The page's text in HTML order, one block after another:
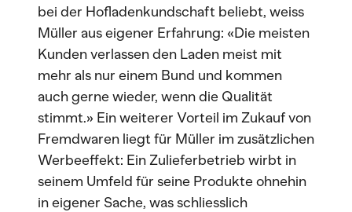
bei der Hofladenkundschaft beliebt, weiss
Müller aus eigener Erfahrung: «Die meisten
Kunden verlassen den Laden meist mit
mehr als nur einem Bund und kommen
auch gerne wieder, wenn die Qualität
stimmt.» Ein weiterer Vorteil im Zukauf von
Fremdwaren liegt für Müller im zusätzlichen
Werbeeffekt: Ein Zulieferbetrieb wirbt in
seinem Umfeld für seine Produkte ohnehin
in eigener Sache, was schliesslich